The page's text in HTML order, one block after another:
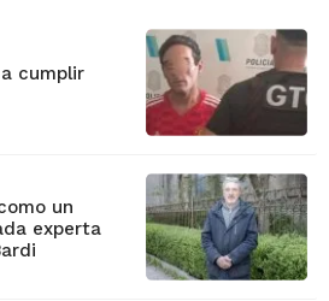
cumplir
un
experta